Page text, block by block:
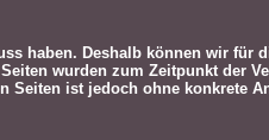
haben. Deshalb können wir
wurden zum Zeitpunkt der
ist jedoch ohne konkrete